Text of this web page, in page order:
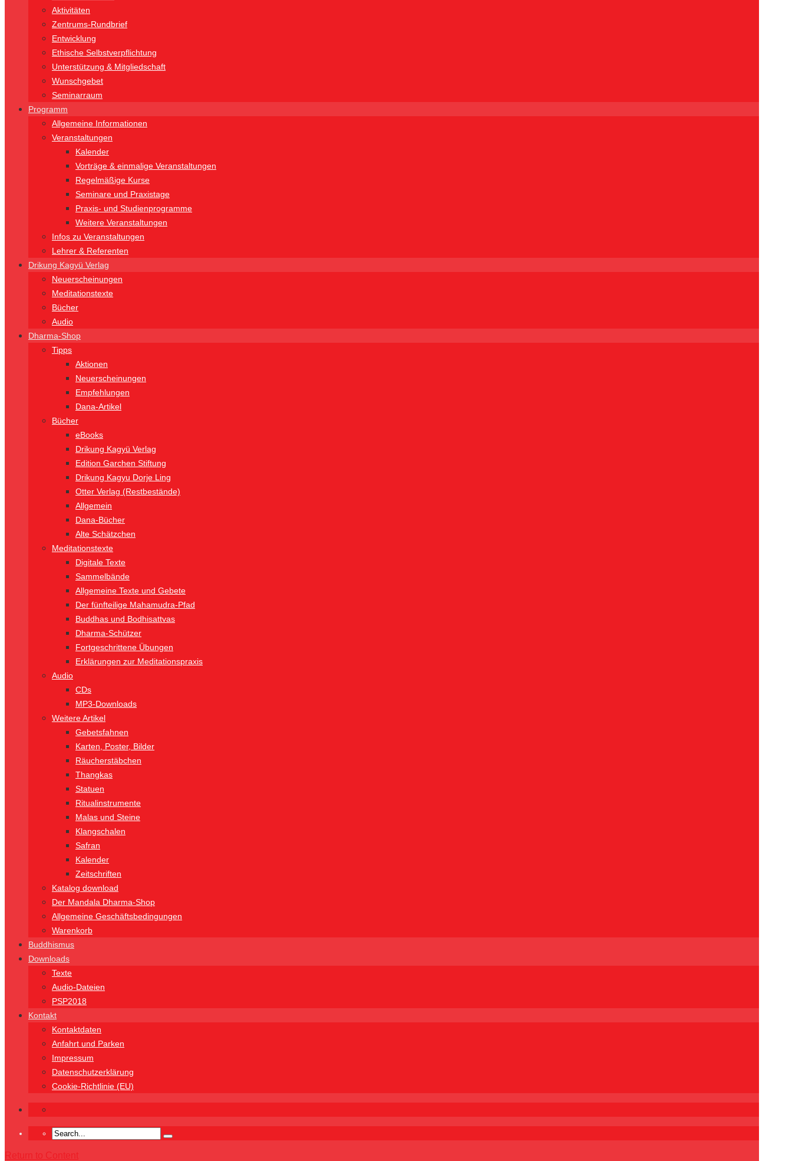
Aktivitäten
Zentrums-Rundbrief
Entwicklung
Ethische Selbstverpflichtung
Unterstützung & Mitgliedschaft
Wunschgebet
Seminarraum
Programm
Allgemeine Informationen
Veranstaltungen
Kalender
Vorträge & einmalige Veranstaltungen
Regelmäßige Kurse
Seminare und Praxistage
Praxis- und Studienprogramme
Weitere Veranstaltungen
Infos zu Veranstaltungen
Lehrer & Referenten
Drikung Kagyü Verlag
Neuerscheinungen
Meditationstexte
Bücher
Audio
Dharma-Shop
Tipps
Aktionen
Neuerscheinungen
Empfehlungen
Dana-Artikel
Bücher
eBooks
Drikung Kagyü Verlag
Edition Garchen Stiftung
Drikung Kagyu Dorje Ling
Otter Verlag (Restbestände)
Allgemein
Dana-Bücher
Alte Schätzchen
Meditationstexte
Digitale Texte
Sammelbände
Allgemeine Texte und Gebete
Der fünfteilige Mahamudra-Pfad
Buddhas und Bodhisattvas
Dharma-Schützer
Fortgeschrittene Übungen
Erklärungen zur Meditationspraxis
Audio
CDs
MP3-Downloads
Weitere Artikel
Gebetsfahnen
Karten, Poster, Bilder
Räucherstäbchen
Thangkas
Statuen
Ritualinstrumente
Malas und Steine
Klangschalen
Safran
Kalender
Zeitschriften
Katalog download
Der Mandala Dharma-Shop
Allgemeine Geschäftsbedingungen
Warenkorb
Buddhismus
Downloads
Texte
Audio-Dateien
PSP2018
Kontakt
Kontaktdaten
Anfahrt und Parken
Impressum
Datenschutzerklärung
Cookie-Richtlinie (EU)
Return to Content